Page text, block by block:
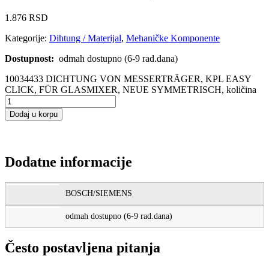
1.876 RSD
Kategorije: Dihtung / Materijal, Mehaničke Komponente
Dostupnost: odmah dostupno (6-9 rad.dana)
10034433 DICHTUNG VON MESSERTRÄGER, KPL EASY
CLICK, FÜR GLASMIXER, NEUE SYMMETRISCH, količina
Dodaj u korpu
Dodatne informacije
BOSCH/SIEMENS
odmah dostupno (6-9 rad.dana)
Često postavljena pitanja